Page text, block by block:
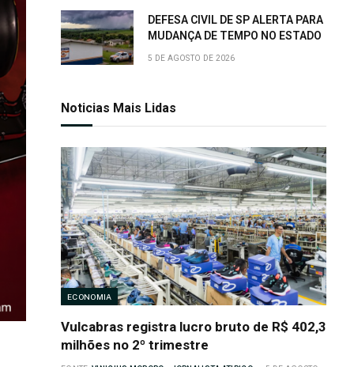
DEFESA CIVIL DE SP ALERTA PARA
MUDANÇA DE TEMPO NO ESTADO
5 DE AGOSTO DE 2026
Noticias Mais Lidas
ECONOMIA
Vulcabras registra lucro bruto de R$ 402,3
milhões no 2º trimestre